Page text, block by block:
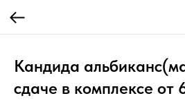
Кандида
сдаче в комплексе от